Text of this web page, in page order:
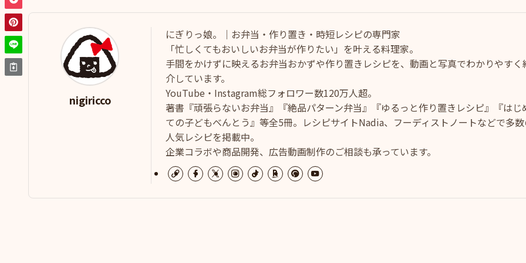
nigiricco
にぎりっ娘。｜お弁当・作り置き・時短レシピの専門家
「忙しくてもおいしいお弁当が作りたい」を叶える料理家。
手間をかけずに映えるお弁当おかずや作り置きレシピを、動画と写真でわかりやすく
介しています。
YouTube・Instagram総フォロワー数120万人超。
著書『頑張らないお弁当』『絶品パターン弁当』『ゆるっと作り置きレシピ』『はじ
ての子どもべんとう』等全5冊。レシピサイトNadia、フーディストノートなどで多
人気レシピを掲載中。
企業コラボや商品開発、広告動画制作のご相談も承っています。